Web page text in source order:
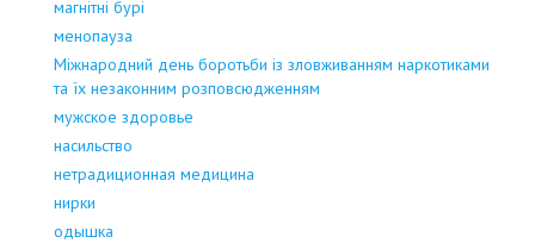
магнітні бурі
менопауза
Міжнародний день боротьби із зловживанням наркотиками
та їх незаконним розповсюдженням
мужское здоровье
насильство
нетрадиционная медицина
нирки
одышка